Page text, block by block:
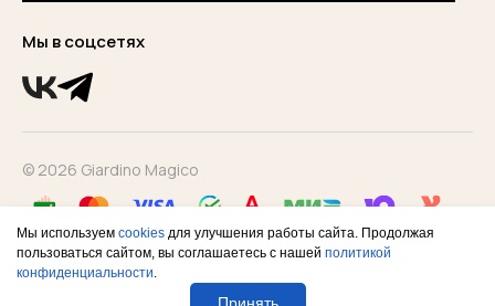
Мы в соцсетях
© 2026 Giardino Magico
Конфиденциальность ОфертаСогласие на рекламную
Мы используем cookies для улучшения работы сайта. Продолжая
пользоваться сайтом, вы соглашаетесь с нашей политикой
конфиденциальности.